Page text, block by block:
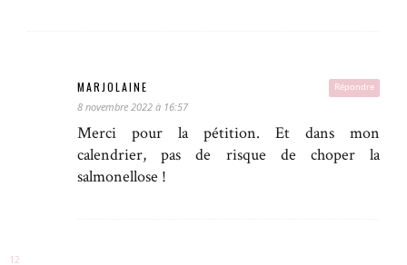
Répondre
MARJOLAINE
8 novembre 2022 à 16:57
Merci pour la pétition. Et dans mon
calendrier, pas de risque de choper la
salmonellose !